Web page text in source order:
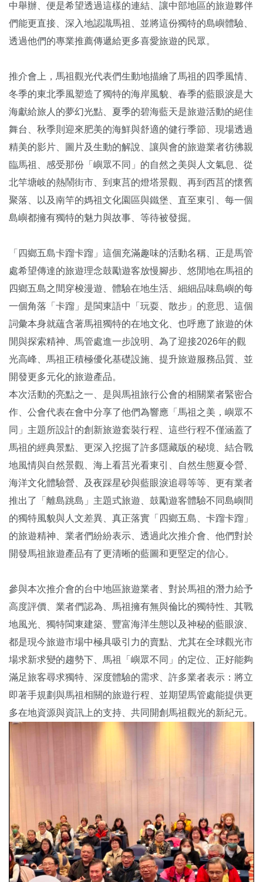
中舉辦、便是希望透過這樣的連結、讓中部地區的旅遊夥伴
們能更直接、深入地認識馬祖、並將這份獨特的島嶼體驗、
透過他們的專業推薦傳遞給更多喜愛旅遊的民眾。
推介會上，馬祖觀光代表們生動地描繪了馬祖的四季風情、
冬季的東北季風塑造了獨特的海岸風貌、春季的藍眼淚是大
海獻給旅人的夢幻光點、夏季的碧海藍天是旅遊活動的絕佳
舞台、秋季則迎來肥美的海鮮與舒適的健行季節、現場透過
精美的影片、圖片及生動的解說、讓與會的旅遊業者彷彿親
臨馬祖、感受那份「嶼眾不同」的自然之美與人文氣息、從
北竿塘岐的熱鬧街市、到東莒的燈塔景觀、再到西莒的懷舊
聚落、以及南竿的媽祖文化園區與鐵堡、直至東引、每一個
島嶼都擁有獨特的魅力與故事、等待被發掘。
「四鄉五島卡蹓卡蹓」這個充滿趣味的活動名稱、正是馬管
處希望傳達的旅遊理念鼓勵遊客放慢腳步、悠閒地在馬祖的
四鄉五島之間穿梭漫遊、體驗在地生活、細細品味島嶼的每
一個角落「卡蹓」是閩東語中「玩耍、散步」的意思、這個
詞彙本身就蘊含著馬祖獨特的在地文化、也呼應了旅遊的休
閒與探索精神、馬管處進一步說明、為了迎接2026年的觀
光高峰、馬祖正積極優化基礎設施、提升旅遊服務品質、並
開發更多元化的旅遊產品。
本次活動的亮點之一、是與馬祖旅行公會的相關業者緊密合
作、公會代表在會中分享了他們為響應「馬祖之美，嶼眾不
同」主題所設計的創新旅遊套裝行程、這些行程不僅涵蓋了
馬祖的經典景點、更深入挖掘了許多隱藏版的秘境、結合戰
地風情與自然景觀、海上看莒光看東引、自然生態夏令營、
海洋文化體驗營、及夜踩星砂與藍眼淚追尋等等、更有業者
推出了「離島跳島」主題式旅遊、鼓勵遊客體驗不同島嶼間
的獨特風貌與人文差異、真正落實「四鄉五島、卡蹓卡蹓」
的旅遊精神、業者們紛紛表示、透過此次推介會、他們對於
開發馬祖旅遊產品有了更清晰的藍圖和更堅定的信心。
參與本次推介會的台中地區旅遊業者、對於馬祖的潛力給予
高度評價、業者們認為、馬祖擁有無與倫比的獨特性、其戰
地風光、獨特閩東建築、豐富海洋生態以及神秘的藍眼淚、
都是現今旅遊市場中極具吸引力的賣點、尤其在全球觀光市
場求新求變的趨勢下、馬祖「嶼眾不同」的定位、正好能夠
滿足旅客尋求獨特、深度體驗的需求、許多業者表示：將立
即著手規劃與馬祖相關的旅遊行程、並期望馬管處能提供更
多在地資源與資訊上的支持、共同開創馬祖觀光的新紀元。